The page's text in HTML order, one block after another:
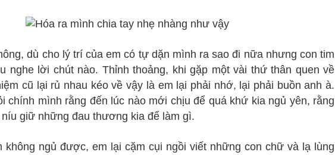
dù cho lý trí của em có tự dặn mình ra sao đi nữa nhưng con tim
nghe lời chút nào. Thỉnh thoảng, khi gặp một vài thứ thân quen về
cũ lại rủ nhau kéo về vậy là em lại phải nhớ, lại phải buồn anh à.
chính mình rằng đến lúc nào mới chịu để quá khứ kia ngủ yên, rằng
giữ những đau thương kia để làm gì.
không ngủ được, em lại cặm cụi ngồi viết những con chữ và lạ lùng